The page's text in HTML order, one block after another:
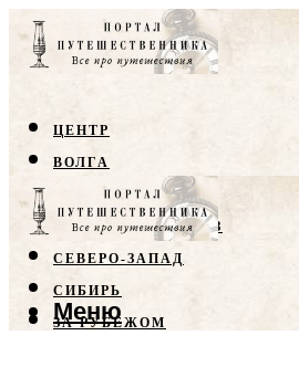
ЦЕНТР
ВОЛГА
КРЫМ
СЕВЕРНЫЙ КАВКАЗ
СЕВЕРО-ЗАПАД
СИБИРЬ
ЗА РУБЕЖОМ
Меню